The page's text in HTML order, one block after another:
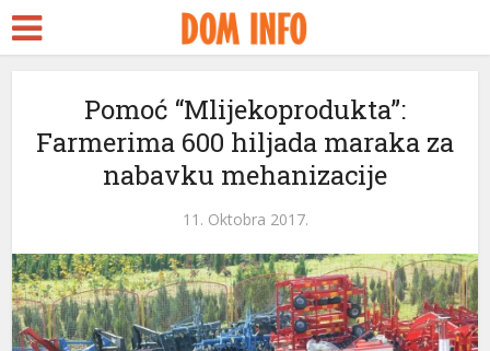
Pomoć “Mlijekoprodukta”:
Farmerima 600 hiljada maraka za
nabavku mehanizacije
11. Oktobra 2017.